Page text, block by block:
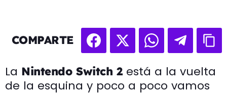
COMPARTE
La Nintendo Switch 2está a la vuelta
de la esquina y poco a poco vamos